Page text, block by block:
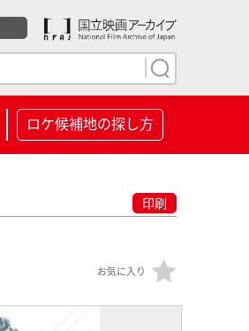
ロケ候補地の探し方
印刷
お気に入り